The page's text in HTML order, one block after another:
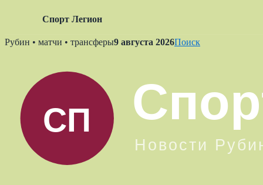
Спорт Легион
Skip
Рубин • матчи • трансферы9 августа 2026Поиск